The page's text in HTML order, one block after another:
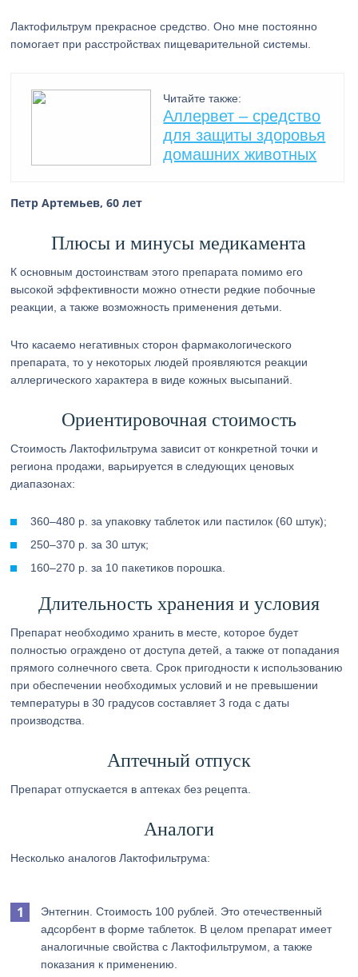
Лактофильтрум прекрасное средство. Оно мне постоянно
помогает при расстройствах пищеварительной системы.
Читайте также:
Аллервет – средство
для защиты здоровья
домашних животных
Петр Артемьев, 60 лет
Плюсы и минусы медикамента
К основным достоинствам этого препарата помимо его
высокой эффективности можно отнести редкие побочные
реакции, а также возможность применения детьми.
Что касаемо негативных сторон фармакологического
препарата, то у некоторых людей проявляются реакции
аллергического характера в виде кожных высыпаний.
Ориентировочная стоимость
Стоимость Лактофильтрума зависит от конкретной точки и
региона продажи, варьируется в следующих ценовых
диапазонах:
360–480 р. за упаковку таблеток или пастилок (60 штук);
250–370 р. за 30 штук;
160–270 р. за 10 пакетиков порошка.
Длительность хранения и условия
Препарат необходимо хранить в месте, которое будет
полностью ограждено от доступа детей, а также от попадания
прямого солнечного света. Срок пригодности к использованию
при обеспечении необходимых условий и не превышении
температуры в 30 градусов составляет 3 года с даты
производства.
Аптечный отпуск
Препарат отпускается в аптеках без рецепта.
Аналоги
Несколько аналогов Лактофильтрума:
Энтегнин. Стоимость 100 рублей. Это отечественный
адсорбент в форме таблеток. В целом препарат имеет
аналогичные свойства с Лактофильтрумом, а также
показания к применению.